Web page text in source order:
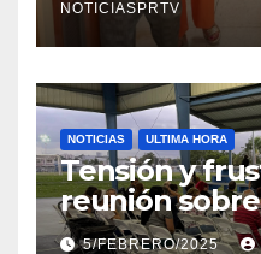
NOTICIASPRTV
NOTICIAS ULTIMA HORA
Tensión y
reunión
Reparto
5/FEBRERO/2025